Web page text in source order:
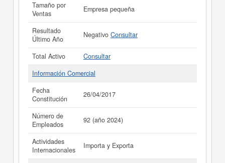
Tamaño por
Ventas
Empresa pequeña
Resultado
Último Año
Negativo Consultar
Total Activo
Consultar
Información Comercial
Fecha
Constitución
26/04/2017
Número de
Empleados
92 (año 2024)
Actividades
Internacionales
Importa y Exporta